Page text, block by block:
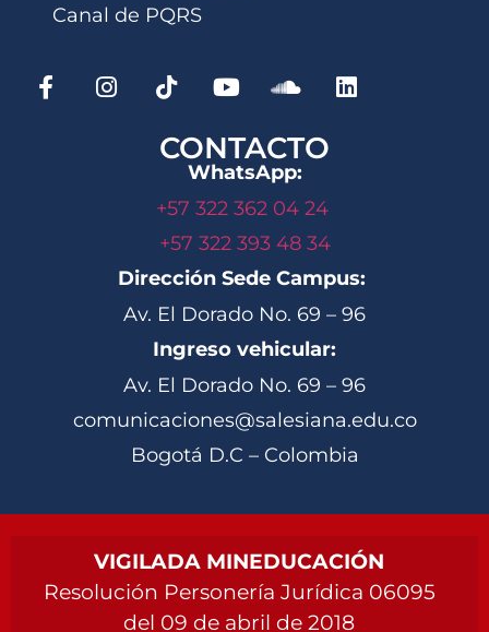
Canal de PQRS
CONTACTO
WhatsApp:
+57 322 362 04 24
+57 322 393 48 34
Dirección Sede Campus:
Av. El Dorado No. 69 – 96
Ingreso vehicular:
Av. El Dorado No. 69 – 96
comunicaciones@salesiana.edu.co
Bogotá D.C – Colombia
VIGILADA MINEDUCACIÓN
Resolución Personería Jurídica 06095
del 09 de abril de 2018